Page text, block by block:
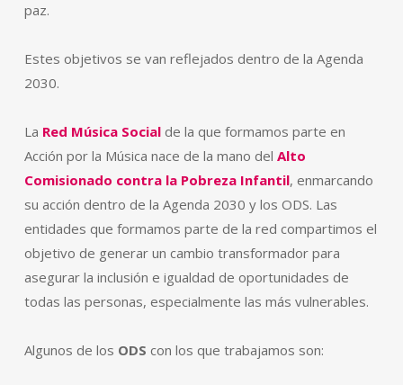
paz.
Estes objetivos se van reflejados dentro de la Agenda
2030.
La Red Música Socialde la que formamos parte en
Acción por la Música nace de la mano del Alto
Comisionado contra la Pobreza Infantil, enmarcando
su acción dentro de la Agenda 2030 y los ODS. Las
entidades que formamos parte de la red compartimos el
objetivo de generar un cambio transformador para
asegurar la inclusión e igualdad de oportunidades de
todas las personas, especialmente las más vulnerables.
Algunos de los ODS con los que trabajamos son: